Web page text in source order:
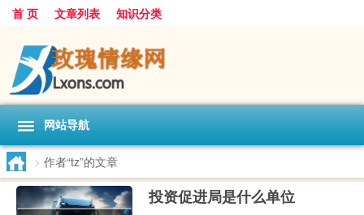
首 页 文章列表 知识分类
网站导航
> 作者“tz”的文章
投资促进局是什么单位